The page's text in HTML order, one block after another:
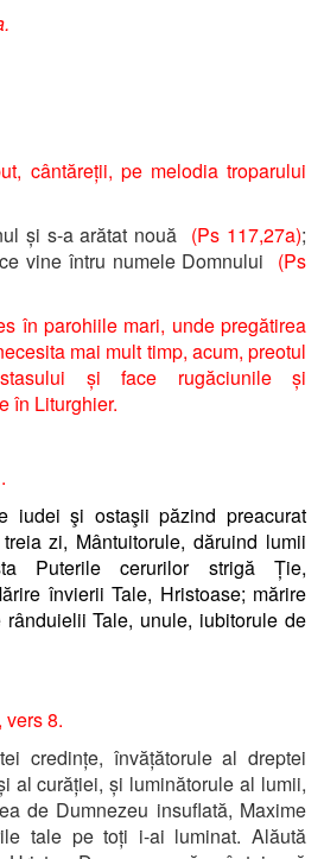
cântăreții, pe melodia troparului
și s-a arătat nouă (Ps 117,27a);
vine întru numele Domnului (Ps
în parohiile mari, unde pregătirea
mai mult timp, acum, preotul
și face rugăciunile și
în Liturghier.
iudei şi ostaşii păzind preacurat
zi, Mântuitorule, dăruind lumii
Puterile cerurilor strigă Ție,
învierii Tale, Hristoase; mărire
rânduielii Tale, unule, iubitorule de
8.
credințe, învățătorule al dreptei
al curăției, și luminătorule al lumii,
de Dumnezeu insuflată, Maxime
tale pe toți i-ai luminat. Alăută